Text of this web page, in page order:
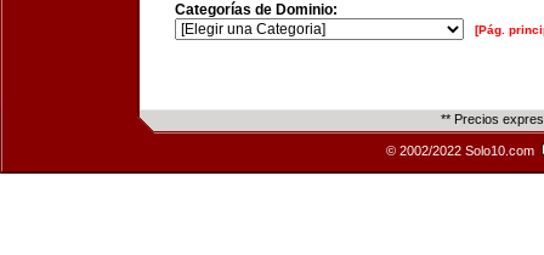
Categorías de Dominio:
[Pág.
** Precios
© 2002/2022 Solo10.com